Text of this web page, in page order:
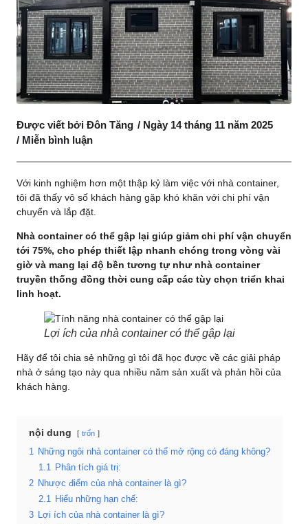
Được viết bởi Đôn Tăng / Ngày 14 tháng 11 năm 2025
/ Miễn bình luận
Với kinh nghiệm hơn một thập kỷ làm việc với nhà container,
tôi đã thấy vô số khách hàng gặp khó khăn với chi phí vận
chuyển và lắp đặt.
Nhà container có thể gập lại giúp giảm chi phí vận chuyển
tới 75%, cho phép thiết lập nhanh chóng trong vòng vài
giờ và mang lại độ bền tương tự như nhà container
truyền thống đồng thời cung cấp các tùy chọn triển khai
linh hoạt.
Lợi ích của nhà container có thể gập lại
Hãy để tôi chia sẻ những gì tôi đã học được về các giải pháp
nhà ở sáng tạo này qua nhiều năm sản xuất và phản hồi của
khách hàng.
nội dung trốn
1 Những ngôi nhà container có thể mở rộng có đáng không?
1.1 Phân tích giá trị:
2 Nhược điểm của nhà container là gì?
2.1 Hiểu những hạn chế:
3 Lợi ích của nhà container là gì?